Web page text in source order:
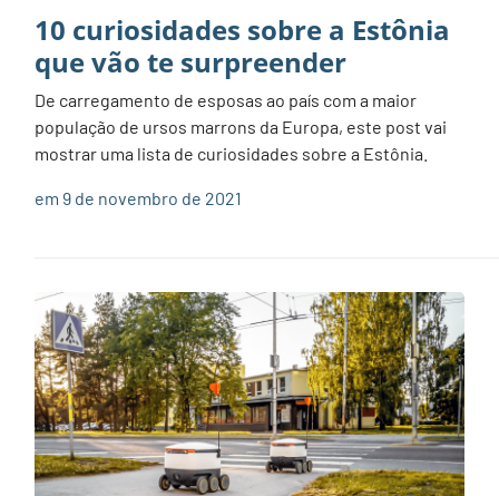
10 curiosidades sobre a Estônia
que vão te surpreender
De carregamento de esposas ao país com a maior
população de ursos marrons da Europa, este post vai
mostrar uma lista de curiosidades sobre a Estônia.
em 9 de novembro de 2021